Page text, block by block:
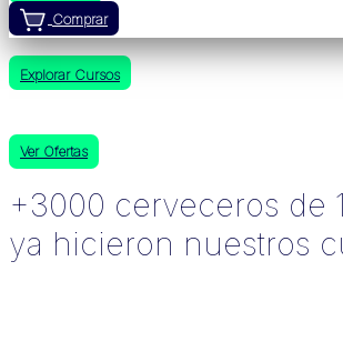
Comprar
Explorar Cursos
Ver Ofertas
+3000 cerveceros de
ya hicieron nuestros